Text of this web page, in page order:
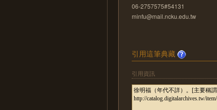
06-2757575#54131
minfu@mail.ncku.edu.tw
引用這筆典藏
引用資訊